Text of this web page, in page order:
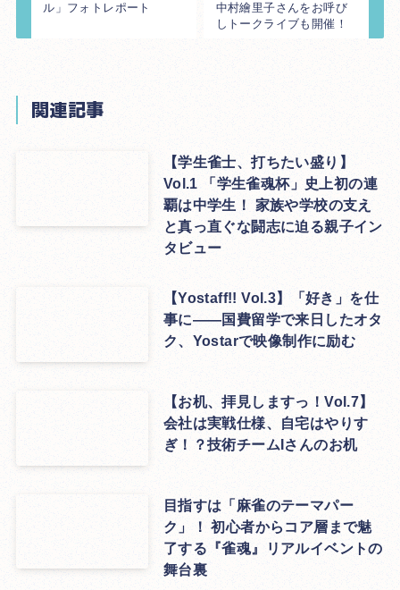
ル」フォトレポート
中村繪里子さんをお呼び
しトークライブも開催！
関連記事
【学生雀士、打ちたい盛り】
Vol.1 「学生雀魂杯」史上初の連
覇は中学生！ 家族や学校の支え
と真っ直ぐな闘志に迫る親子イン
タビュー
【Yostaff!! Vol.3】「好き」を仕
事に――国費留学で来日したオタ
ク、Yostarで映像制作に励む
【お机、拝見しますっ！Vol.7】
会社は実戦仕様、自宅はやりす
ぎ！？技術チームIさんのお机
目指すは「麻雀のテーマパー
ク」！ 初心者からコア層まで魅
了する『雀魂』リアルイベントの
舞台裏